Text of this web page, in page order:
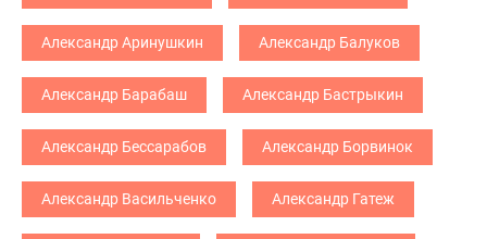
Александр Аринушкин Александр Балуков
Александр Барабаш Александр Бастрыкин
Александр Бессарабов Александр Борвинок
Александр Васильченко Александр Гатеж